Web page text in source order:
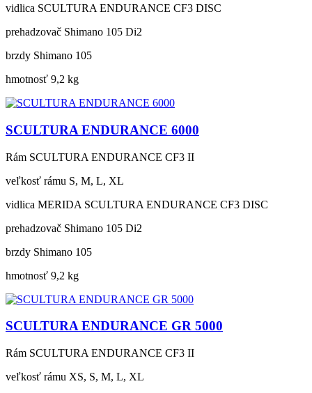
vidlica SCULTURA ENDURANCE CF3 DISC
prehadzovač Shimano 105 Di2
brzdy Shimano 105
hmotnosť 9,2 kg
SCULTURA ENDURANCE 6000
Rám SCULTURA ENDURANCE CF3 II
veľkosť rámu S, M, L, XL
vidlica MERIDA SCULTURA ENDURANCE CF3 DISC
prehadzovač Shimano 105 Di2
brzdy Shimano 105
hmotnosť 9,2 kg
SCULTURA ENDURANCE GR 5000
Rám SCULTURA ENDURANCE CF3 II
veľkosť rámu XS, S, M, L, XL